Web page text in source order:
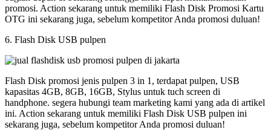
promosi. Action sekarang untuk memiliki Flash Disk Promosi Kartu
OTG ini sekarang juga, sebelum kompetitor Anda promosi duluan!
6. Flash Disk USB pulpen
Flash Disk promosi jenis pulpen 3 in 1, terdapat pulpen, USB
kapasitas 4GB, 8GB, 16GB, Stylus untuk tuch screen di
handphone. segera hubungi team marketing kami yang ada di artikel
ini. Action sekarang untuk memiliki Flash Disk USB pulpen ini
sekarang juga, sebelum kompetitor Anda promosi duluan!